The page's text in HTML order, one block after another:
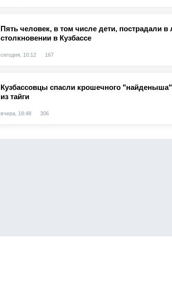
Пять человек, в том числе дети, пострадали в
столкновении в Кузбассе
сегодня, 10:12 167
Кузбассовцы спасли крошечного "найденыша"
из тайги
вчера, 18:48 306